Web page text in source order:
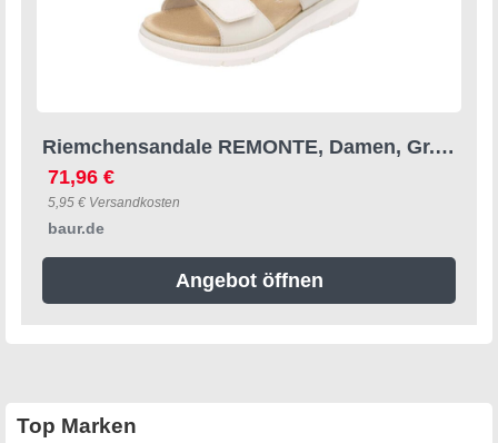
Riemchensandale REMONTE, Damen, Gr. 39, beige (creme), Leder, unifarben, Schuhe Riemchensandale, Sandale, Bequemschuh, Sommerschuh mit praktischen Klettverschlüssen
71,96 €
5,95 € Versandkosten
baur.de
Angebot öffnen
Top Marken